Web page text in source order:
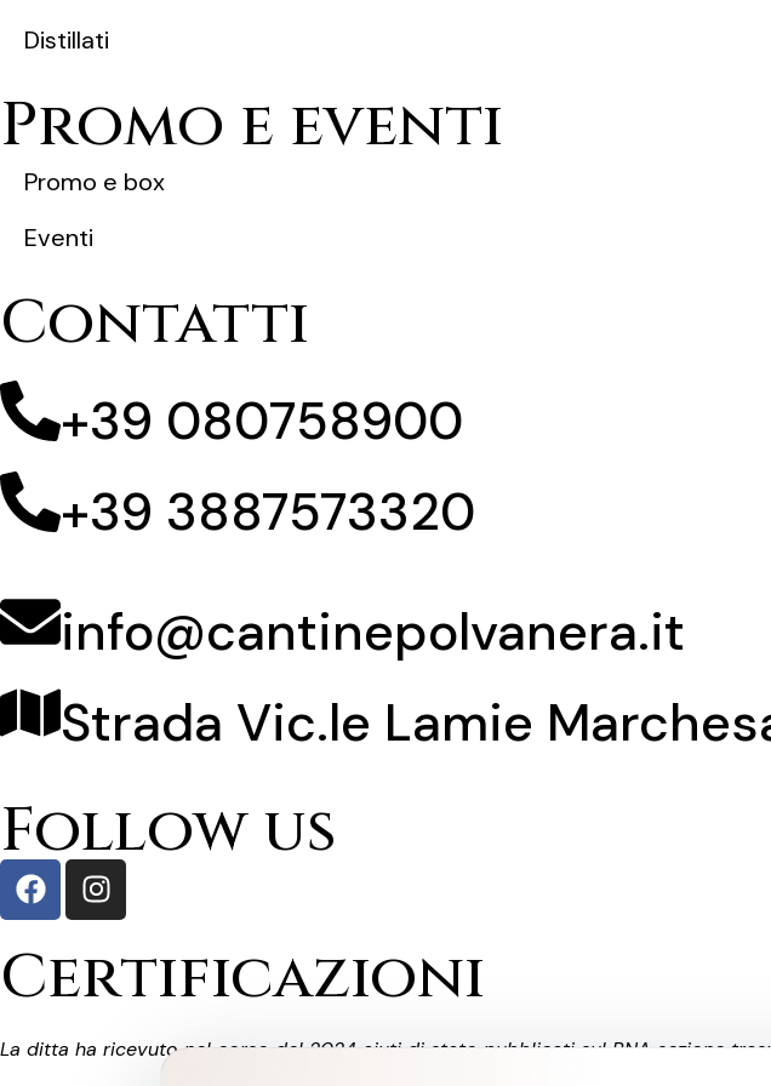
Distillati
Promo e eventi
Promo e box
Eventi
Contatti
+39 080758900
+39 3887573320
info@cantinepolvanera.it
Strada Vic.le Lamie
Follow us
Certificazioni
La ditta ha ricevuto nel corso del 2024 aiuti di stato pubblicati sul RNA sezione